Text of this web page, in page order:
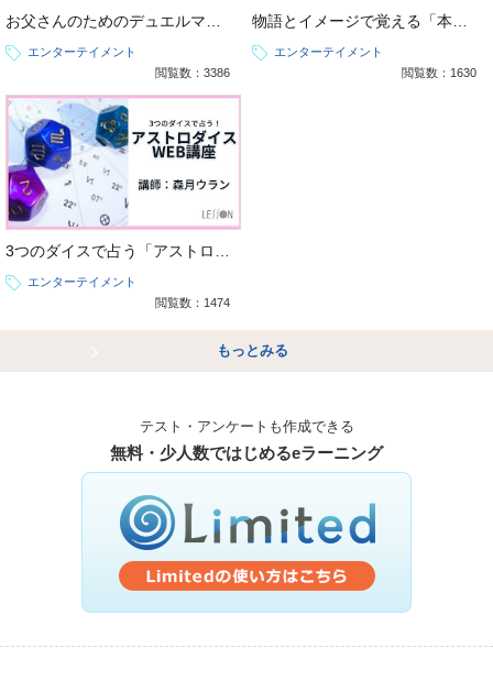
エンターテイメント
閲覧数：3386
エンターテイメント
閲覧数：1630
エンターテイメント
閲覧数：1474
もっとみる
テスト・アンケートも作成できる
無料・少人数ではじめるeラーニング